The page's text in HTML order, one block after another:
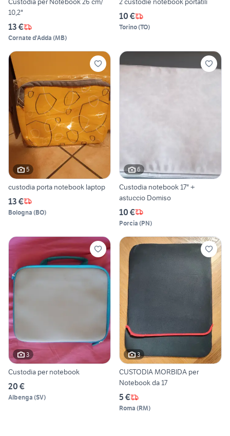
10,2"
13 €
Cornate d'Adda (MB)
10 €
Torino(TO)
5
custodia porta notebook laptop
13 €
Bologna (BO)
6
Custodia notebook 17" +
astuccio Domiso
10 €
Porcia (PN)
3
Custodia per notebook
20 €
Albenga (SV)
3
CUSTODIA MORBIDA per
Notebook da 17
5 €
Roma (RM)